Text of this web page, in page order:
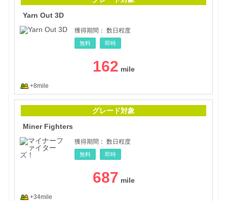
Yarn Out 3D
獲得期間： 数日程度
無料 即時
162
+8mile
グレード対象
Miner Fighters
獲得期間： 数日程度
無料 即時
687
+34mile